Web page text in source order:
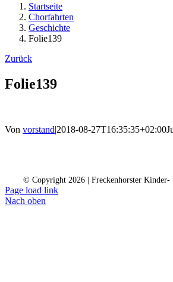
Startseite
Chorfahrten
Geschichte
Folie139
Zurück
Folie139
Von vorstand|2018-08-27T16:35:35+02:00
© Copyright 2026 | Freckenhorster Kinder-
Page load link
Nach oben